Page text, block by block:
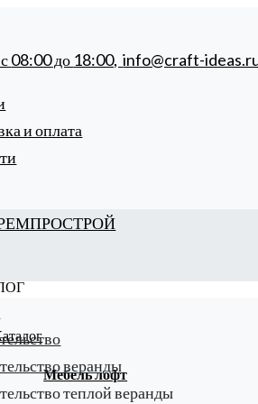
08:00до 18:00,info@craft-
и оплата
Мебель лофт
веранды
теплой веранды